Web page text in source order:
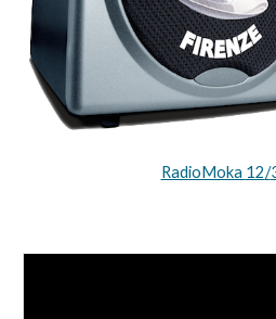
RadioMoka 12/